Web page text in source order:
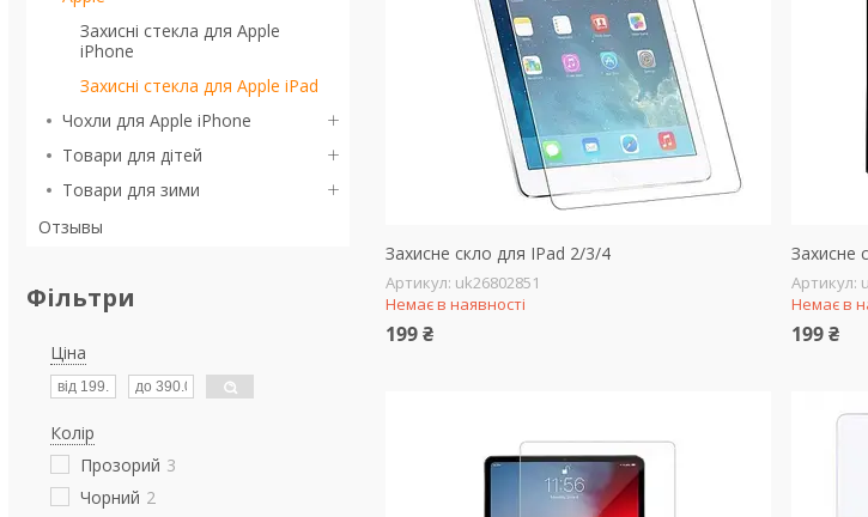
Захисні стекла для Apple
iPhone
Захисні стекла для Apple iPad
Чохли для Apple iPhone
Товари для дітей
Товари для зими
Отзывы
Фільтри
Ціна
Колір
Прозорий 3
Чорний 2
Захисне скло для IPad 2/3/4
uk26802851
Немає в наявності
199 ₴
Захисне
Немає в
199 ₴